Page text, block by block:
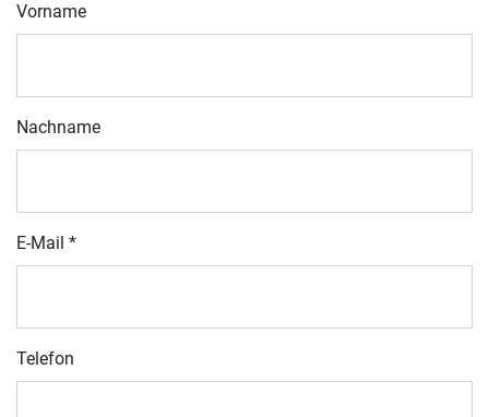
Vorname
Nachname
E-Mail *
Telefon